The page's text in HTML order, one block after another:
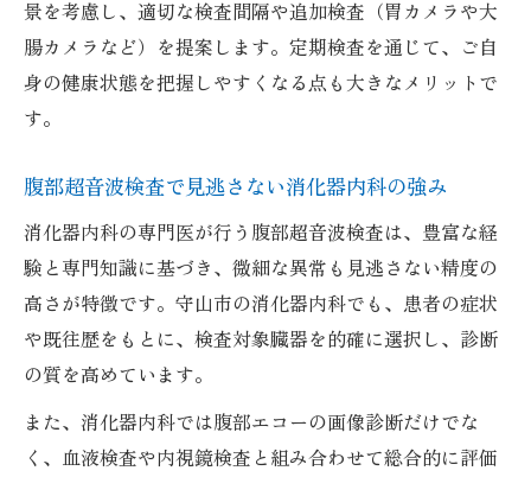
景を考慮し、適切な検査間隔や追加検査（胃カメラや大
腸カメラなど）を提案します。定期検査を通じて、ご自
身の健康状態を把握しやすくなる点も大きなメリットで
す。
腹部超音波検査で見逃さない消化器内科の強み
消化器内科の専門医が行う腹部超音波検査は、豊富な経
験と専門知識に基づき、微細な異常も見逃さない精度の
高さが特徴です。守山市の消化器内科でも、患者の症状
や既往歴をもとに、検査対象臓器を的確に選択し、診断
の質を高めています。
また、消化器内科では腹部エコーの画像診断だけでな
く、血液検査や内視鏡検査と組み合わせて総合的に評価